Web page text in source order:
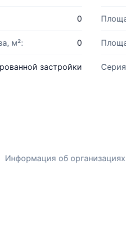
0
м²: 0
застройки
Информация об организациях